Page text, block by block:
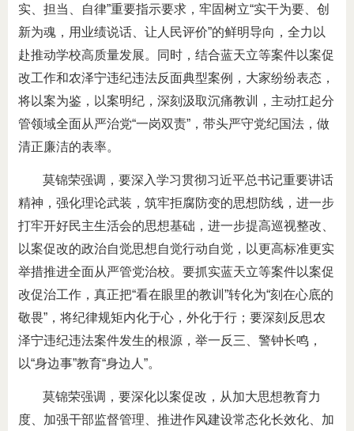
实、担当、自律”重要指示要求，牢固树立“实干为要、创
新为魂，用业绩说话、让人民评价”的鲜明导向，全力以
赴推动学校高质量发展。同时，结合蓝天立等案件以案促
改工作和农泽宁违纪违法反面典型案例，大家纷纷表态，
将以案为鉴，以案明纪，深刻汲取沉痛教训，主动扛起分
管领域全面从严治党“一岗双责”，带头严守党纪国法，做
清正廉洁的表率。
莫锦荣强调，要深入学习贯彻习近平总书记重要讲话
精神，强化理论武装，筑牢拒腐防变的思想防线，进一步
打牢开好民主生活会的思想基础，进一步提高巡视整改、
以案促改的政治自觉思想自觉行动自觉，以更高标准更实
举措推进全面从严管党治校。要抓实蓝天立等案件以案促
改促治工作，真正把“看在眼里的教训”转化为“刻在心底的
敬畏”，将纪律规矩内化于心，外化于行；要深刻反思农
泽宁违纪违法案件发生的根源，举一反三、警钟长鸣，
以“身边事”教育“身边人”。
莫锦荣强调，要深化以案促改，从加大思想教育力
度、加强干部监督管理、推进作风建设常态化长效化、加